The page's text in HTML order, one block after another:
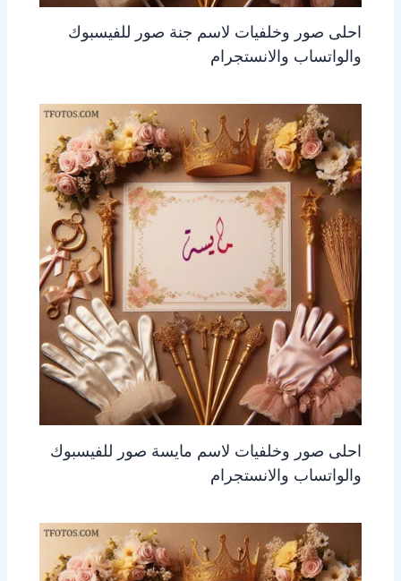
احلى صور وخلفيات لاسم جنة صور للفيسبوك
والواتساب والانستجرام
احلى صور وخلفيات لاسم مايسة صور للفيسبوك
والواتساب والانستجرام